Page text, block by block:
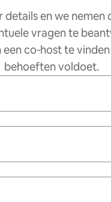
details en we
vragen te
een co‑host te
behoeften voldoet.